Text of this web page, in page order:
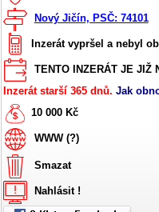
Nový Jičín, PSČ: 74101
Inzerát vypršel a nebyl
TENTO INZERÁT JE JIŽ
Inzerát starší 365 dnů. Jak
10 000 Kč
WWW (?)
Smazat
Nahlásit !